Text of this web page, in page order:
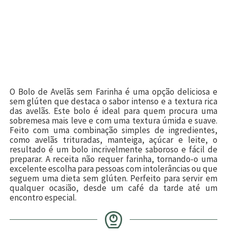
O Bolo de Avelãs sem Farinha é uma opção deliciosa e
sem glúten que destaca o sabor intenso e a textura rica
das avelãs. Este bolo é ideal para quem procura uma
sobremesa mais leve e com uma textura úmida e suave.
Feito com uma combinação simples de ingredientes,
como avelãs trituradas, manteiga, açúcar e leite, o
resultado é um bolo incrivelmente saboroso e fácil de
preparar. A receita não requer farinha, tornando-o uma
excelente escolha para pessoas com intolerâncias ou que
seguem uma dieta sem glúten. Perfeito para servir em
qualquer ocasião, desde um café da tarde até um
encontro especial.